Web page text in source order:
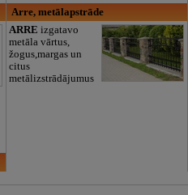
Arre, metālapstrāde
ARRE izgatavo
metāla vārtus,
žogus,margas un
citus
metālizstrādājumus